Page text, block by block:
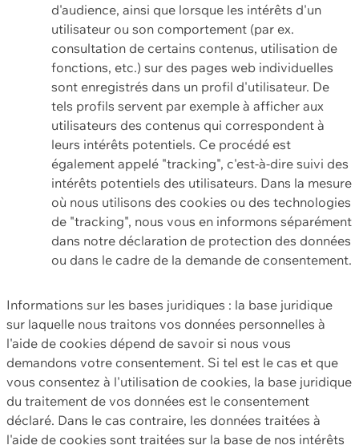
d'audience, ainsi que lorsque les intérêts d'un
utilisateur ou son comportement (par ex.
consultation de certains contenus, utilisation de
fonctions, etc.) sur des pages web individuelles
sont enregistrés dans un profil d'utilisateur. De
tels profils servent par exemple à afficher aux
utilisateurs des contenus qui correspondent à
leurs intérêts potentiels. Ce procédé est
également appelé "tracking", c'est-à-dire suivi des
intérêts potentiels des utilisateurs. Dans la mesure
où nous utilisons des cookies ou des technologies
de "tracking", nous vous en informons séparément
dans notre déclaration de protection des données
ou dans le cadre de la demande de consentement.
Informations sur les bases juridiques : la base juridique
sur laquelle nous traitons vos données personnelles à
l'aide de cookies dépend de savoir si nous vous
demandons votre consentement. Si tel est le cas et que
vous consentez à l'utilisation de cookies, la base juridique
du traitement de vos données est le consentement
déclaré. Dans le cas contraire, les données traitées à
l'aide de cookies sont traitées sur la base de nos intérêts